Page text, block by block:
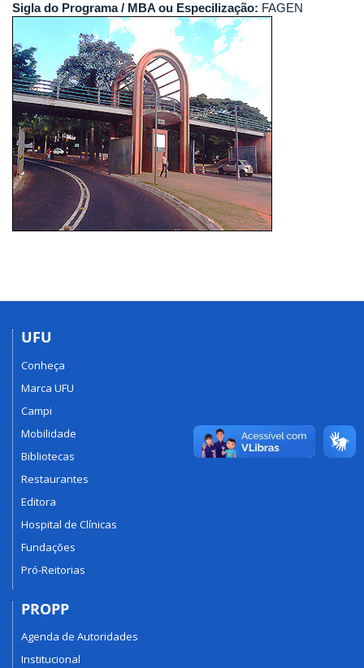
Sigla do Programa / MBA ou Especilização: FAGEN
UFU
Conheça
Marca UFU
Campi
Mobilidade
Bibliotecas
Restaurantes
Editora
Hospital de Clínicas
Fundações
Pró-Reitorias
PROPP
Agenda de Autoridades
Institucional